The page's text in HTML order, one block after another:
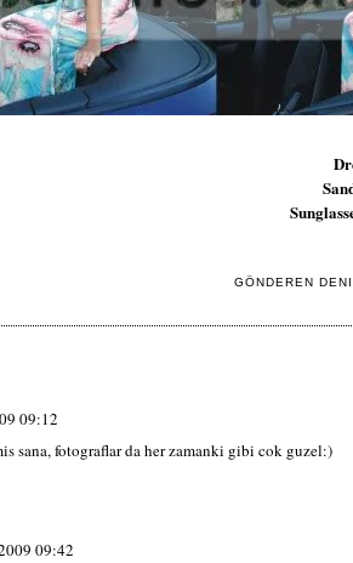
GÖNDEREN
09:12
sana, fotograflar da her zamanki gibi cok guzel:)
09:42